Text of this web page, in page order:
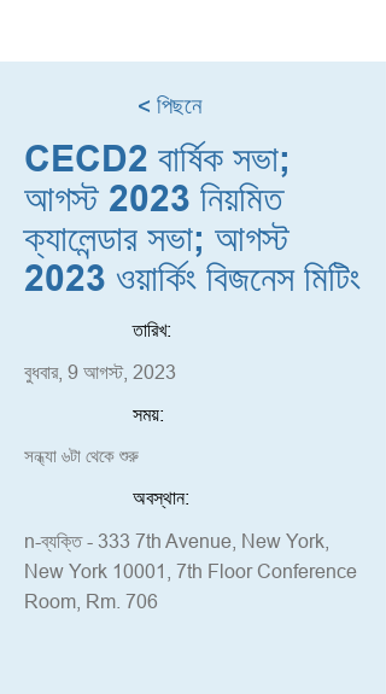
< পিছনে
CECD2 বার্ষিক সভা;
আগস্ট 2023 নিয়মিত
ক্যালেন্ডার সভা; আগস্ট
2023 ওয়ার্কিং বিজনেস মিটিং
তারিখ:
বুধবার, 9 আগস্ট, 2023
সময়:
সন্ধ্যা ৬টা থেকে শুরু
অবস্থান:
n-ব্যক্তি - 333 7th Avenue, New York,
New York 10001, 7th Floor Conference
Room, Rm. 706